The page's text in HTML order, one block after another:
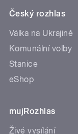
Český rozhlas
Válka na Ukrajině
Komunální volby
Stanice
eShop
mujRozhlas
Živé vysílání